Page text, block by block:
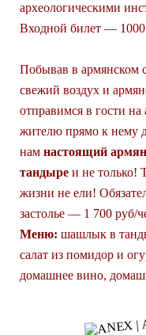
археологическими
Входной билет —
Побывав в армянском
свежий воздух и
отправимся в гости на
жителю прямо к нему
нам настоящий
тандыре и не только!
жизни не ели!
застолье — 1 700 руб/
Меню: шашлык в
салат из помидор и
домашнее вино,